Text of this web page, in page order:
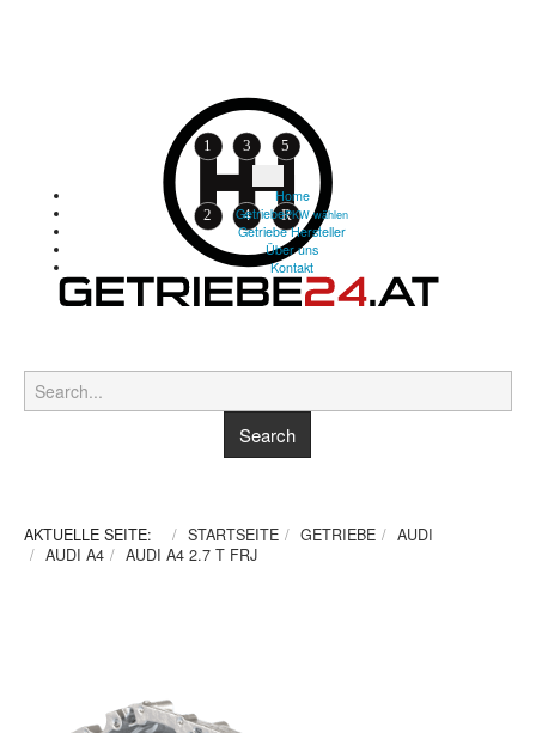
Home
GetriebePKW wählen
Getriebe Hersteller
Über uns
Kontakt
AKTUELLE SEITE: STARTSEITE GETRIEBE
AUDI
AUDI A4
AUDI A4 2.7 T FRJ